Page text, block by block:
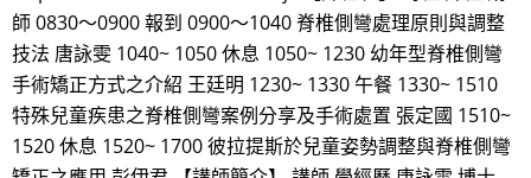
師 0830～0900 報到 0900～1040 脊椎側彎處理原則與調整
技法 唐詠雯 1040~ 1050 休息 1050~ 1230 幼年型脊椎側彎
手術矯正方式之介紹 王廷明 1230~ 1330 午餐 1330~ 1510
特殊兒童疾患之脊椎側彎案例分享及手術處置 張定國 1510~
1520 休息 1520~ 1700 彼拉提斯於兒童姿勢調整與脊椎側彎